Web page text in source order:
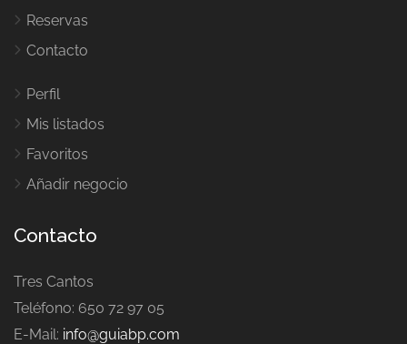
Reservas
Contacto
Perfil
Mis listados
Favoritos
Añadir negocio
Contacto
Tres Cantos
Teléfono: 650 72 97 05
E-Mail: info@guiabp.com